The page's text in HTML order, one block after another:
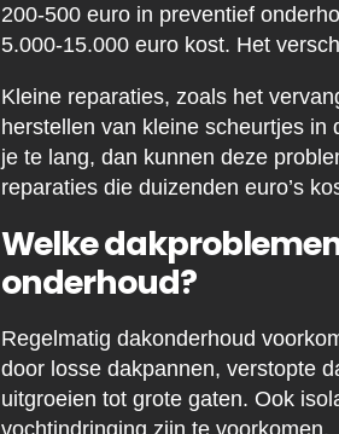
200-500 euro in preventief
5.000-15.000 euro kost. Het
Kleine reparaties, zoals het
herstellen van kleine scheurtjes
je te lang, dan kunnen deze
reparaties die duizenden euro’s
Welke
onderhoud?
Regelmatig dakonderhoud
door losse dakpannen, verstopte
uitgroeien tot grote gaten. Ook